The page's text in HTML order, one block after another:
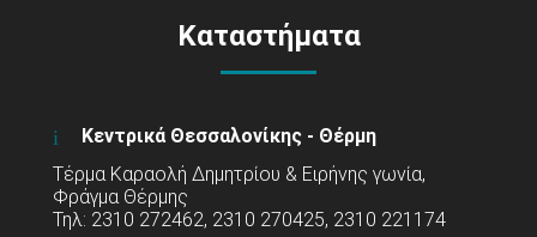
Καταστήματα
Κεντρικά Θεσσαλονίκης - Θέρμη
Τέρμα Καραολή Δημητρίου & Ειρήνης γωνία,
Φράγμα Θέρμης
Τηλ: 2310 272462, 2310 270425, 2310 221174